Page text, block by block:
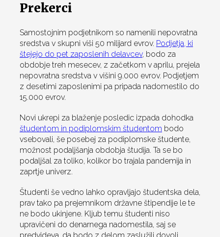
Prekerci
Samostojnim podjetnikom so namenili nepovratna
sredstva v skupni viši 50 milijard evrov. Podjetja, ki
štejejo do pet zaposlenih delavcev, bodo za
obdobje treh mesecev, z začetkom v aprilu, prejela
nepovratna sredstva v višini 9.000 evrov. Podjetjem
z desetimi zaposlenimi pa pripada nadomestilo do
15.000 evrov.
Novi ukrepi za blaženje posledic izpada dohodka
študentom in podiplomskim študentom bodo
vsebovali, še posebej za podiplomske študente,
možnost podaljšanja obdobja študija. Ta se bo
podaljšal za toliko, kolikor bo trajala pandemija in
zaprtje univerz.
Študenti še vedno lahko opravljajo študentska dela,
prav tako pa prejemnikom državne štipendije le te
ne bodo ukinjene. Kljub temu študenti niso
upravičeni do denarnega nadomestila, saj se